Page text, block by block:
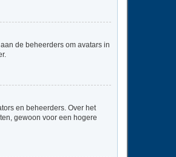
de beheerders om avatars in
en beheerders. Over het
gewoon voor een hogere